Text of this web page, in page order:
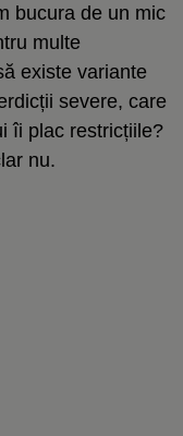
bucura de un mic
multe
existe variante
severe, care
îi plac restricțiile?
nu.